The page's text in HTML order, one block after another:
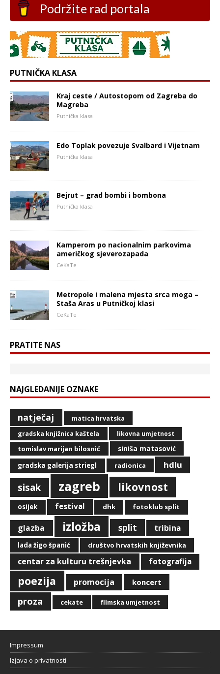
Podržite rad portala
PUTNIČKA KLASA
Kraj ceste / Autostopom od Zagreba do
Magreba
Putnička klasa
Edo Toplak povezuje Svalbard i Vijetnam
Putnička klasa
Bejrut – grad bombi i bombona
Putnička klasa
Kamperom po nacionalnim parkovima
američkog sjeverozapada
CeKaTe
Metropole i malena mjesta srca moga –
Staša Aras u Putničkoj klasi
CeKaTe
PRATITE NAS
NAJGLEDANIJE OZNAKE
natječaj matica hrvatska
gradska knjižnica kaštela likovna umjetnost
tomislav marijan bilosnić siniša matasović
gradska galerija striegl radionica hdlu
sisak zagreb likovnost
osijek festival dhk fotoklub split
glazba izložba split tribina
lada žigo španić društvo hrvatskih književnika
centar za kulturu trešnjevka fotografija
poezija promocija koncert
proza cekate filmska umjetnost
Impressum
Izjava o privatnosti